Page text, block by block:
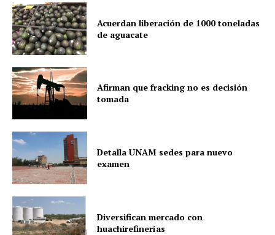
Acuerdan liberación de 1000 toneladas
de aguacate
Afirman que fracking no es decisión
tomada
Detalla UNAM sedes para nuevo
examen
Diversifican mercado con
huachirefinerías